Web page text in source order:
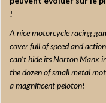
!
A nice motorcycle racing
cover full of speed and
can’t hide its Norton Manx
the dozen of small metal
a magnificent peloton!